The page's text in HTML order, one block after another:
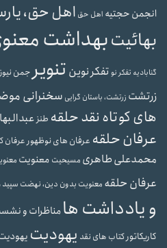
انجمن حجتیه اهل حق اهل حق،
بهائیتبهداشت
گنابادیه تفکر نوتفکر نوین تنویر جمن نیوز
زرتشت زرتشت، باستان گرایی سخنرانی
های کوتاه نقد حلقه طنزعبدالبها
عرفان حلقه عرفان های نوظهورعرفان
محمدعلی طاهری مسیحیت معنویت
عرفان حلقه معنویت بدون دین، نهضت سپید
و یادداشت هامناظرات و
کاریکاتورکتاب های نقد یهودیت